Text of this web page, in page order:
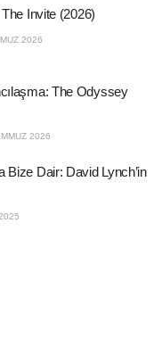
Invite (2026)
2026
The Odyssey
2026
Bize Dair: David Lynch’in